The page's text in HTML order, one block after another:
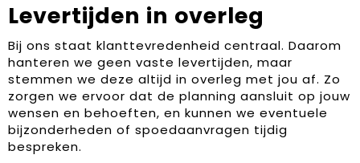
Levertijden in overleg
Bij ons staat klanttevredenheid centraal. Daarom
hanteren we geen vaste levertijden, maar
stemmen we deze altijd in overleg met jou af. Zo
zorgen we ervoor dat de planning aansluit op jouw
wensen en behoeften, en kunnen we eventuele
bijzonderheden of spoedaanvragen tijdig
bespreken.